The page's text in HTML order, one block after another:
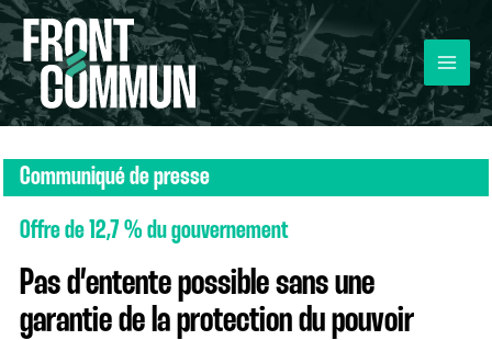
Communiqué de presse
Offre de 12,7 % du gouvernement
Pas d’entente possible sans une
garantie de la protection du pouvoir